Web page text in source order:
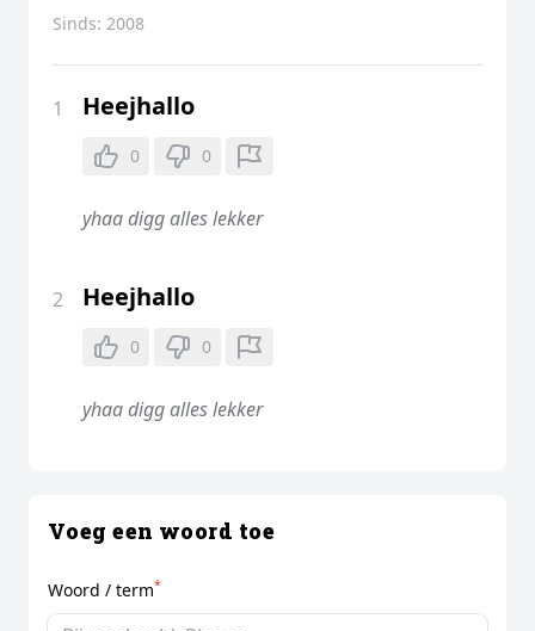
Sinds: 2008
1 Heejhallo
0 0
yhaa digg alles lekker
2 Heejhallo
0 0
yhaa digg alles lekker
Voeg een woord toe
Woord / term*